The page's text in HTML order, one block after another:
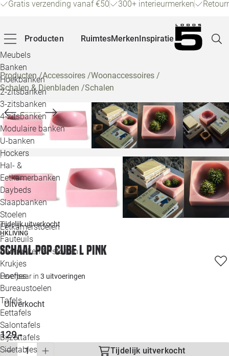
Gratis verzending vanaf €50 300+ interieurmerken
Producten
Meubels
Banken
Hoekbanken
2-zitsbanken
3-zitsbanken
4-zitsbanken
Modulaire banken
U-banken
Hockers
Hal- &
Eetkamerbanken
Daybeds
Slaapbanken
Stoelen
Eetkamerstoelen
Fauteuils
Barkrukken & -stoelen
Krukjes
Poefjes
Bureaustoelen
Tafels
Eettafels
Salontafels
Bijzettafels
Sidetables
RuimtesMerkenInspiratie
Producten/Accessoires /Woonaccessoires /
Schalen & Dienbladen /Schalen
Tijdelijk uitverkocht
HKLIVING
Schaal Pop cube L pink
Leverbaar in 3 uitvoeringen
Uitverkocht
129,-
Tijdelijk uitverkocht